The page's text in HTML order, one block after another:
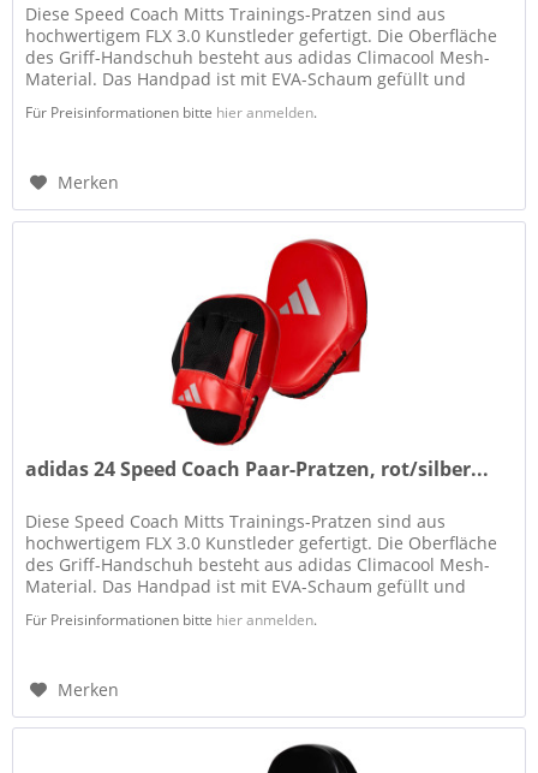
Diese Speed Coach Mitts Trainings-Pratzen sind aus
hochwertigem FLX 3.0 Kunstleder gefertigt. Die Oberfläche
des Griff-Handschuh besteht aus adidas Climacool Mesh-
Material. Das Handpad ist mit EVA-Schaum gefüllt und
Für Preisinformationen bitte hier anmelden.
Merken
adidas 24 Speed Coach Paar-Pratzen, rot/silber...
Diese Speed Coach Mitts Trainings-Pratzen sind aus
hochwertigem FLX 3.0 Kunstleder gefertigt. Die Oberfläche
des Griff-Handschuh besteht aus adidas Climacool Mesh-
Material. Das Handpad ist mit EVA-Schaum gefüllt und
Für Preisinformationen bitte hier anmelden.
Merken